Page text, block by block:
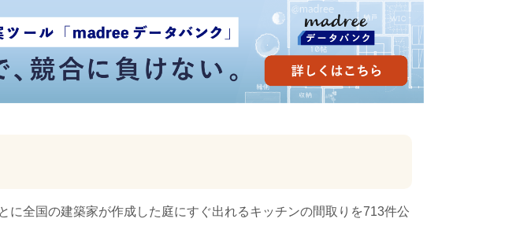
に全国の建築家が作成した庭にすぐ出れるキッチンの間取りを713件公